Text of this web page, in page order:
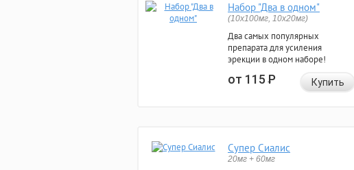
Набор "Два в одном"
(10x100мг, 10x20мг)
Два самых популярных
препарата для усиления
эрекции в одном наборе!
от 115Р Купить
Супер Сиалис
20мг + 60мг